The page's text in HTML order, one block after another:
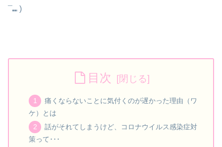
¯⑉ )
目次
痛くならないことに気付くのが遅かった理由（ワ
ケ）とは
話がそれてしまうけど、コロナウイルス感染症対
策って･･･